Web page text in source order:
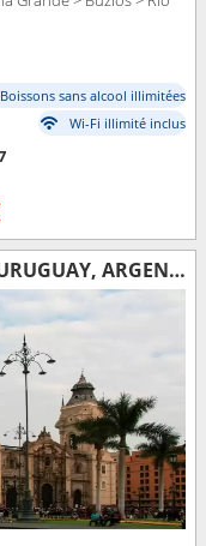
Boissons sans alcool illimitées
Wi-Fi illimité inclus
PÉROU, CHILI, ÎLES MALOUINES, URUGUAY, ARGENTINE